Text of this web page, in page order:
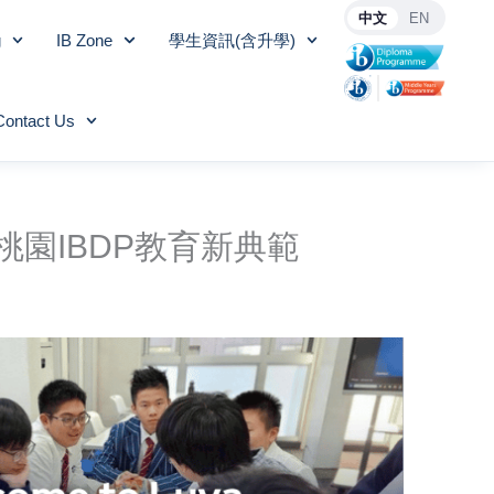
IB Zone 學生資訊(含升學)
Us
中文 EN
園IBDP教育新典範